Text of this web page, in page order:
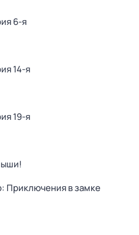
6-я
14-я
19-я
Приключения в замке